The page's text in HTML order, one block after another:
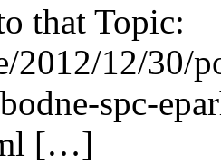
that Topic:
2012/12/30/
spc-
[…]